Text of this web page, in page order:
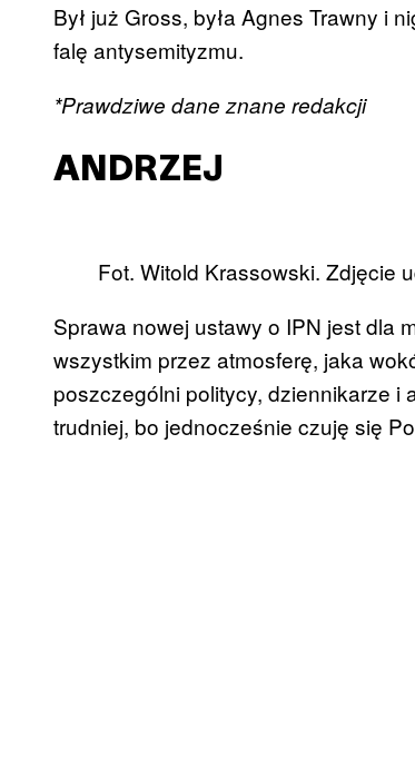
Był już Gross, była Agnes Trawny i
falę antysemityzmu.
*Prawdziwe dane znane redakcji
ANDRZEJ
Fot. Witold Krassowski. Zdjęcie
Sprawa nowej ustawy o IPN jest dla
wszystkim przez atmosferę, jaka
poszczególni politycy, dziennikarze i
trudniej, bo jednocześnie czuję się